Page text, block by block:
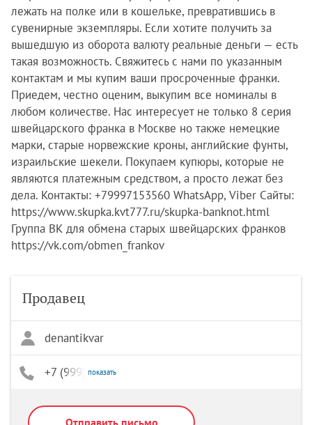
лежать на полке или в кошельке, превратившись в
сувенирные экземпляры. Если хотите получить за
вышедшую из оборота валюту реальные деньги — есть
такая возможность. Свяжитесь с нами по указанным
контактам и мы купим ваши просроченные франки.
Приедем, честно оценим, выкупим все номиналы в
любом количестве. Нас интересует не только 8 серия
швейцарского франка в Москве но также немецкие
марки, старые норвежские кроны, английские фунты,
израильские шекели. Покупаем купюры, которые не
являются платежным средством, а просто лежат без
дела. Контакты: +79997153560 WhatsApp, Viber Сайты:
https://www.skupka.kvt777.ru/skupka-banknot.html
Группа ВК для обмена старых швейцарских франков
https://vk.com/obmen_frankov
Продавец
denantikvar
+7 (999) 715-35-60
показать
Отправить письмо